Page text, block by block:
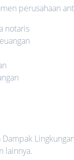
perusahaan
notaris
lainnya.